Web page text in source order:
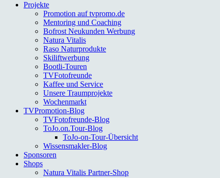
Projekte
Promotion auf tvpromo.de
Mentoring und Coaching
Bofrost Neukunden Werbung
Natura Vitalis
Raso Naturprodukte
Skiliftwerbung
Bootli-Touren
TVFotofreunde
Kaffee und Service
Unsere Traumprojekte
Wochenmarkt
TVPromotion-Blog
TVFotofreunde-Blog
ToJo.on.Tour-Blog
ToJo-on-Tour-Übersicht
Wissensmakler-Blog
Sponsoren
Shops
Natura Vitalis Partner-Shop